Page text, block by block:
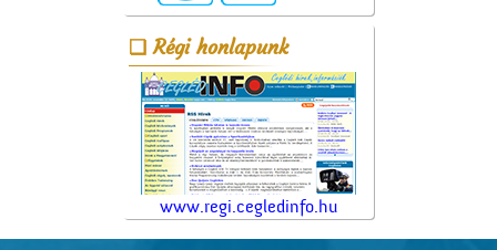
Régi honlapunk
www.regi.cegledinfo.hu